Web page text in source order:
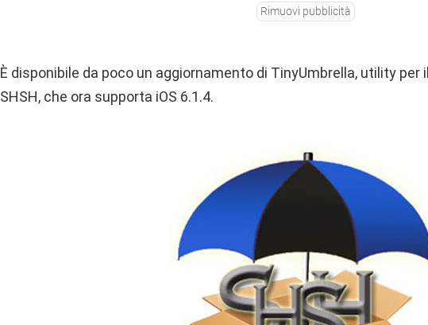
Rimuovi pubblicità
È disponibile da poco un aggiornamento di TinyUmbrella, utility
SHSH, che ora supporta iOS 6.1.4.